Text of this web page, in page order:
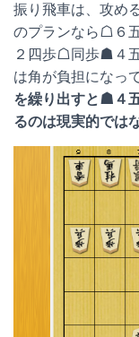
振り飛車は、攻め
のプランなら☖６
２四歩☖同歩☗４
は角が負担になっ
を繰り出すと☗４
るのは現実的では